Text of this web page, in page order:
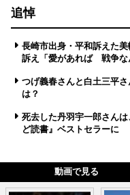
追悼
長崎市出身・平和訴えた
訴え「愛があれば 戦争な
つげ義春さんと白土三平
は？
死去した丹羽宇一郎さん
ど読書』ベストセラーに
動画で見る